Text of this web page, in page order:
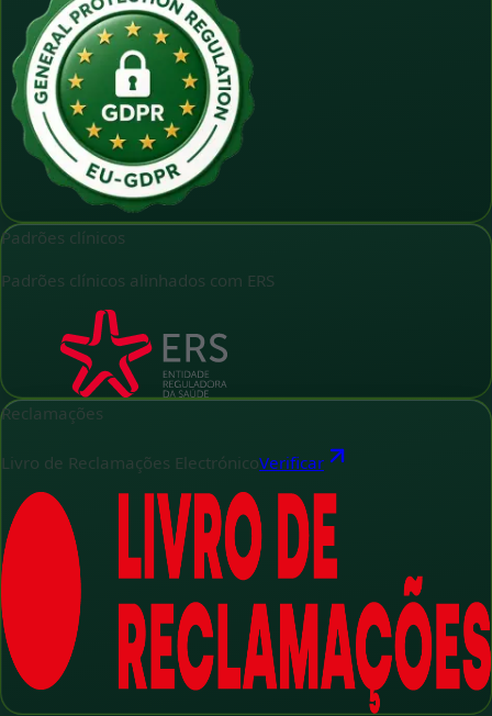
Padrões clínicos
Padrões clínicos alinhados com ERS
Reclamações
Livro de Reclamações ElectrónicoVerificar